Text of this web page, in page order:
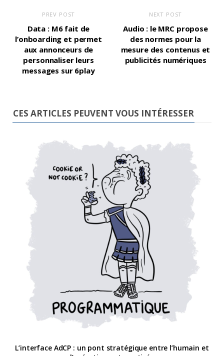
PREV POST
Data : M6 fait de
l’onboarding et permet
aux annonceurs de
personnaliser leurs
messages sur 6play
NEXT POST
Audio : le MRC propose
des normes pour la
mesure des contenus et
publicités numériques
CES ARTICLES PEUVENT VOUS INTÉRESSER
L’interface AdCP : un pont stratégique entre l’humain et